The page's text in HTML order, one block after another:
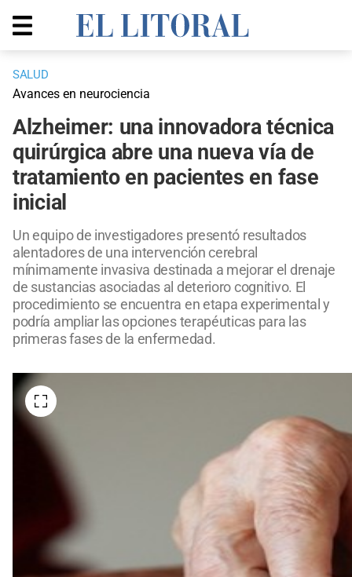
SALUD
Avances en neurociencia
Alzheimer: una innovadora técnica
quirúrgica abre una nueva vía de
tratamiento en pacientes en fase
inicial
Un equipo de investigadores presentó resultados
alentadores de una intervención cerebral
mínimamente invasiva destinada a mejorar el drenaje
de sustancias asociadas al deterioro cognitivo. El
procedimiento se encuentra en etapa experimental y
podría ampliar las opciones terapéuticas para las
primeras fases de la enfermedad.